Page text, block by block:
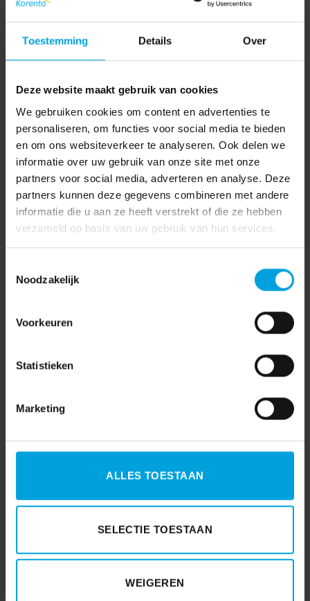
Toestemming Details Over
Deze website maakt gebruik van cookies
We gebruiken cookies om content en advertenties te
personaliseren, om functies voor social media te bieden
en om ons websiteverkeer te analyseren. Ook delen we
informatie over uw gebruik van onze site met onze
partners voor social media, adverteren en analyse. Deze
partners kunnen deze gegevens combineren met andere
informatie die u aan ze heeft verstrekt of die ze hebben
verzameld op basis van uw gebruik van hun services.
Noodzakelijk
Voorkeuren
Statistieken
Marketing
ALLES TOESTAAN
SELECTIE TOESTAAN
WEIGEREN
AFAS(7)
Coronavirus(3)